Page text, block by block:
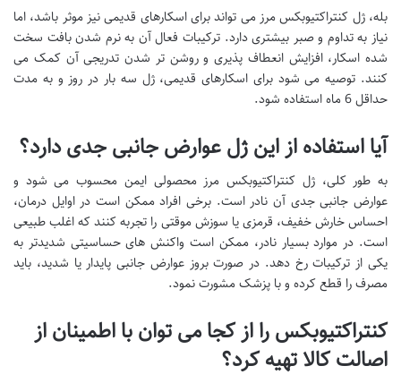
بله، ژل کنتراکتیوبکس مرز می تواند برای اسکارهای قدیمی نیز موثر باشد، اما
نیاز به تداوم و صبر بیشتری دارد. ترکیبات فعال آن به نرم شدن بافت سخت
شده اسکار، افزایش انعطاف پذیری و روشن تر شدن تدریجی آن کمک می
کنند. توصیه می شود برای اسکارهای قدیمی، ژل سه بار در روز و به مدت
حداقل 6 ماه استفاده شود.
آیا استفاده از این ژل عوارض جانبی جدی دارد؟
به طور کلی، ژل کنتراکتیوبکس مرز محصولی ایمن محسوب می شود و
عوارض جانبی جدی آن نادر است. برخی افراد ممکن است در اوایل درمان،
احساس خارش خفیف، قرمزی یا سوزش موقتی را تجربه کنند که اغلب طبیعی
است. در موارد بسیار نادر، ممکن است واکنش های حساسیتی شدیدتر به
یکی از ترکیبات رخ دهد. در صورت بروز عوارض جانبی پایدار یا شدید، باید
مصرف را قطع کرده و با پزشک مشورت نمود.
کنتراکتیوبکس را از کجا می توان با اطمینان از
اصالت کالا تهیه کرد؟